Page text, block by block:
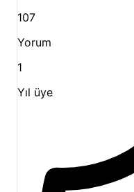
107
Yorum
1
Yıl üye